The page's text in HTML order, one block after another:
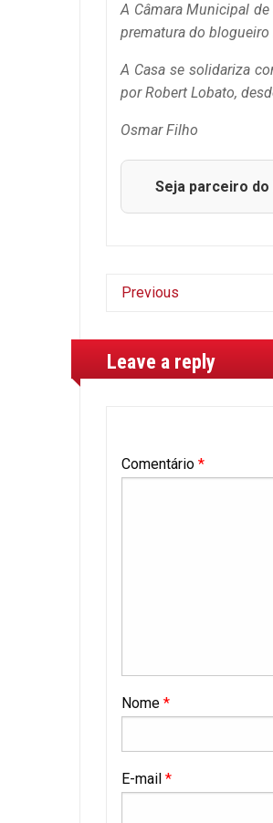
A Câmara Municipal
prematura do
A Casa se solidariza
por Robert Lobato,
Osmar Filho
Seja parceiro
Previous
Leave a reply
Comentário *
Nome *
E-mail *